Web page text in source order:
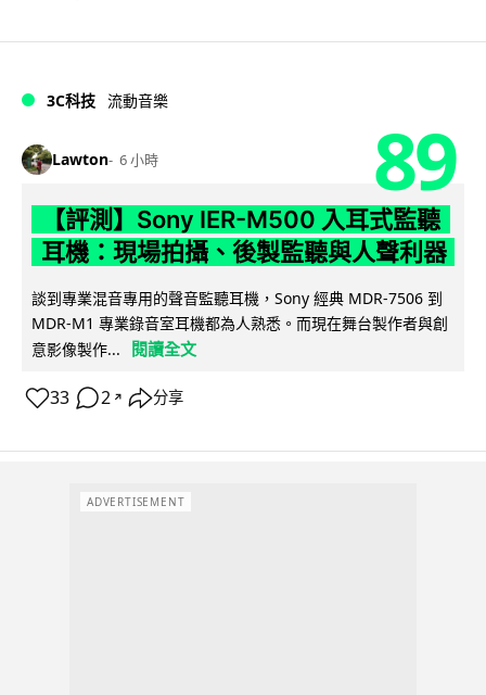
3C科技 流動音樂
Lawton 6 小時 89
【評測】Sony IER-M500 入耳式監聽
耳機：現場拍攝、後製監聽與人聲利器
談到專業混音專用的聲音監聽耳機，Sony 經典 MDR-7506 到
MDR-M1 專業錄音室耳機都為人熟悉。而現在舞台製作者與創
意影像製作...
閱讀全文
33 2 ↗ 分享
ADVERTISEMENT